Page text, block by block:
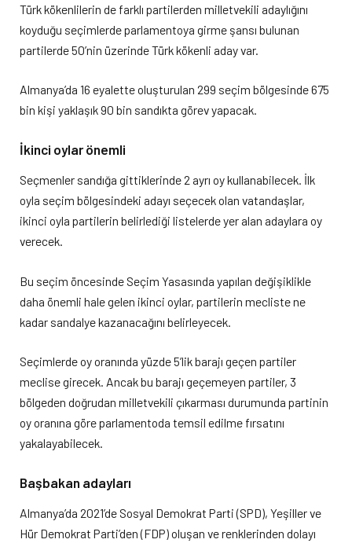
Türk kökenlilerin de farklı partilerden milletvekili adaylığını
koyduğu seçimlerde parlamentoya girme şansı bulunan
partilerde 50’nin üzerinde Türk kökenli aday var.
Almanya’da 16 eyalette oluşturulan 299 seçim bölgesinde 675
bin kişi yaklaşık 90 bin sandıkta görev yapacak.
İkinci oylar önemli
Seçmenler sandığa gittiklerinde 2 ayrı oy kullanabilecek. İlk
oyla seçim bölgesindeki adayı seçecek olan vatandaşlar,
ikinci oyla partilerin belirlediği listelerde yer alan adaylara oy
verecek.
Bu seçim öncesinde Seçim Yasasında yapılan değişiklikle
daha önemli hale gelen ikinci oylar, partilerin mecliste ne
kadar sandalye kazanacağını belirleyecek.
Seçimlerde oy oranında yüzde 5’lik barajı geçen partiler
meclise girecek. Ancak bu barajı geçemeyen partiler, 3
bölgeden doğrudan milletvekili çıkarması durumunda partinin
oy oranına göre parlamentoda temsil edilme fırsatını
yakalayabilecek.
Başbakan adayları
Almanya’da 2021’de Sosyal Demokrat Parti (SPD), Yeşiller ve
Hür Demokrat Parti’den (FDP) oluşan ve renklerinden dolayı